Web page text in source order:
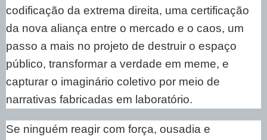
codificação da extrema direita, uma certificação
da nova aliança entre o mercado e o caos, um
passo a mais no projeto de destruir o espaço
público, transformar a verdade em meme, e
capturar o imaginário coletivo por meio de
narrativas fabricadas em laboratório.
Se ninguém reagir com força, ousadia e